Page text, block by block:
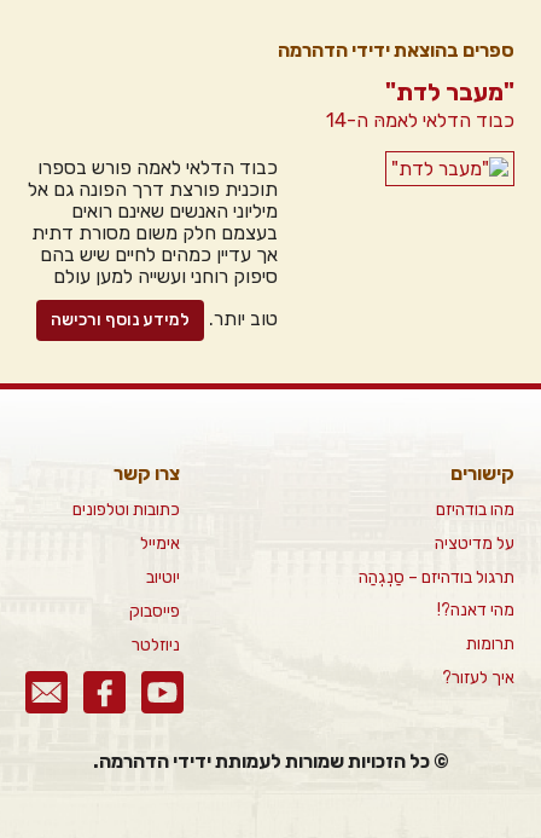
ספרים בהוצאת ידידי הדהרמה
"מעבר לדת"
כבוד הדלאי לאמהּ ה-14
כבוד הדלאי לאמה פורש בספרו
תוכנית פורצת דרך הפונה גם אל
מיליוני האנשים שאינם רואים
בעצמם חלק משום מסורת דתית
אך עדיין כמהים לחיים שיש בהם
סיפוק רוחני ועשייה למען עולם
טוב יותר.
למידע נוסף ורכישה
קישורים
מהו בודהיזם
על מדיטציה
תרגול בודהיזם – סַנְגְהַה
מהי דאנה?!
תרומות
איך לעזור?
צרו קשר
כתובות וטלפונים
אימייל
יוטיוב
פייסבוק
ניוזלטר
© כל הזכויות שמורות לעמותת ידידי הדהרמה.